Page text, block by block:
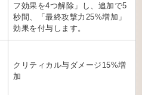
フ効果を4つ解除」し、追加で5
秒間、「最終攻撃力25%増加」
効果を付与します。
クリティカル与ダメージ15%増
加